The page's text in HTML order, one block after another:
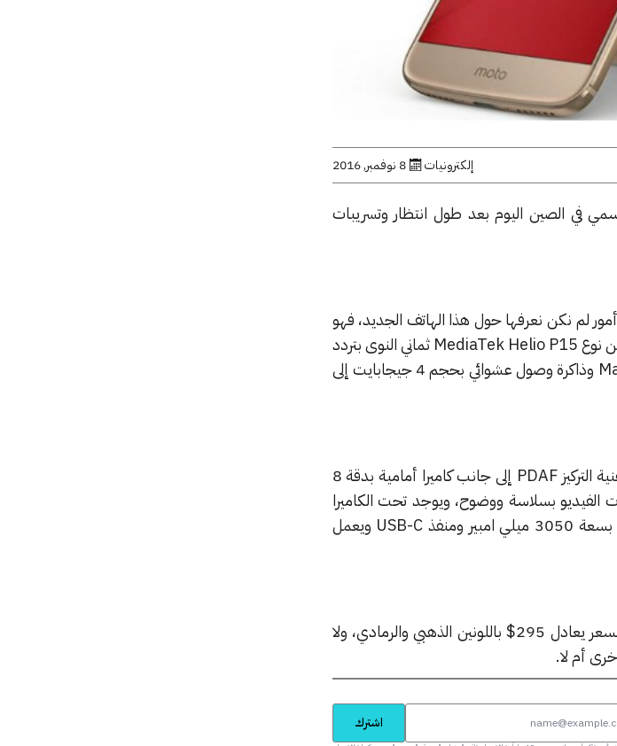
إلكترونيات 8 نوفمبر, 2016
في الصين اليوم بعد طول انتظار وتسريبات
لم نكن نعرفها حول هذا الهاتف الجديد، فهو
يتمتع بشاشة بحجم 5,5 بوصة بأبعاد 1080 x 1920 ومعالج من نوع MediaTek Helio P15 ثماني النوى بتردد
2,2 جيجاهرتز ووحدة معالجة رسوميات من نوع Mali-T860MP2 وذاكرة وصول عشوائي بحجم 4 جيجابايت إلى
بدوره أيضاً يمتلك موتو ام كاميرا خلفية بدقة 16 ميغابكسل بتقنية التركيز PDAF إلى جانب كاميرا أمامية بدقة 8
بسلاسة ووضوح، ويوجد تحت الكاميرا
الخلفية حساس لبصمة الإصبع كما يتمتع الهاتف أيضاً ببطارية بسعة 3050 ميلي امبير ومنفذ USB-C ويعمل
سيتم طرح الهاتف للبيع في 11 من تشرين الثاني/نوفمبر القادم بسعر يعادل 295$ باللونين الذهبي والرمادي، ولا
أم لا.
اشترك